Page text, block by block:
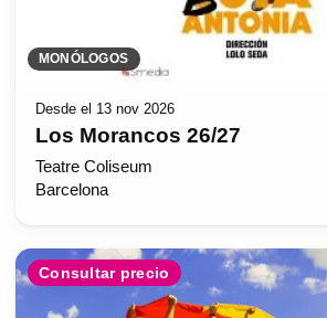
MONÓLOGOS
Desde el 13 nov 2026
Los Morancos 26/27
Teatre Coliseum
Barcelona
Consultar precio